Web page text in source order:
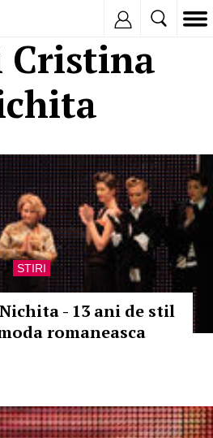
Cristina
STIRI
- 13 ani de stil
romaneasca